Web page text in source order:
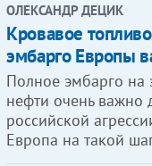
ОЛЕКСАНДР ДЕЦИК
Кровавое
эмбарго Европы
Полное эмбарго на
нефти очень важно
российской
Европа на такой